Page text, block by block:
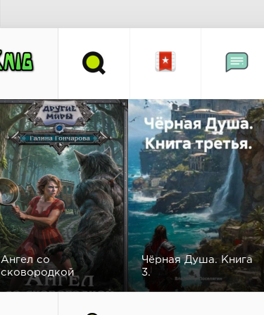
Ангел со
сковородкой
Чёрная Душа. Книга
3.